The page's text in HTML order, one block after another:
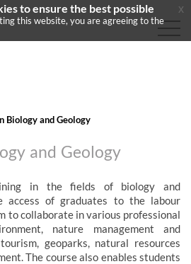
Biology and Geology
and Geology
in the fields of biology and
access of graduates to the labour
to collaborate in various professional
nature management and
geoparks, natural resources
The course also enables students
to ensure the best possible
this website, you are agreeing to the
x